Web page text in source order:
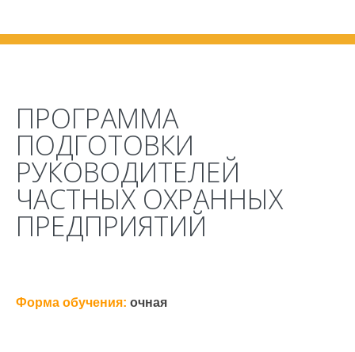
ПРОГРАММА
ПОДГОТОВКИ
РУКОВОДИТЕЛЕЙ
ЧАСТНЫХ ОХРАННЫХ
ПРЕДПРИЯТИЙ
Форма обучения: очная